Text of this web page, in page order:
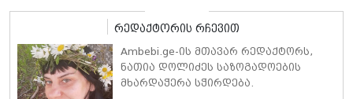
რედაქტორის რჩევით
Ambebi.ge-ის მთავარ რედაქტორს,
ნათია დოლიძეს საზოგადოების
მხარდაჭერა სჭირდება.